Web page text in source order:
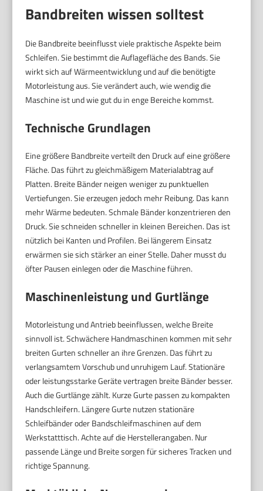
Bandbreiten wissen solltest
Die Bandbreite beeinflusst viele praktische Aspekte beim
Schleifen. Sie bestimmt die Auflagefläche des Bands. Sie
wirkt sich auf Wärmeentwicklung und auf die benötigte
Motorleistung aus. Sie verändert auch, wie wendig die
Maschine ist und wie gut du in enge Bereiche kommst.
Technische Grundlagen
Eine größere Bandbreite verteilt den Druck auf eine größere
Fläche. Das führt zu gleichmäßigem Materialabtrag auf
Platten. Breite Bänder neigen weniger zu punktuellen
Vertiefungen. Sie erzeugen jedoch mehr Reibung. Das kann
mehr Wärme bedeuten. Schmale Bänder konzentrieren den
Druck. Sie schneiden schneller in kleinen Bereichen. Das ist
nützlich bei Kanten und Profilen. Bei längerem Einsatz
erwärmen sie sich stärker an einer Stelle. Daher musst du
öfter Pausen einlegen oder die Maschine führen.
Maschinenleistung und Gurtlänge
Motorleistung und Antrieb beeinflussen, welche Breite
sinnvoll ist. Schwächere Handmaschinen kommen mit sehr
breiten Gurten schneller an ihre Grenzen. Das führt zu
verlangsamtem Vorschub und unruhigem Lauf. Stationäre
oder leistungsstarke Geräte vertragen breite Bänder besser.
Auch die Gurtlänge zählt. Kurze Gurte passen zu kompakten
Handschleifern. Längere Gurte nutzen stationäre
Schleifbänder oder Bandschleifmaschinen auf dem
Werkstatttisch. Achte auf die Herstellerangaben. Nur
passende Länge und Breite sorgen für sicheres Tracken und
richtige Spannung.